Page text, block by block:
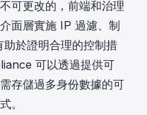
可更改的，前端和治理
面層實施 IP 過濾、制
於證明合理的控制措
可以透過提供可
存儲過多身份數據的可
。